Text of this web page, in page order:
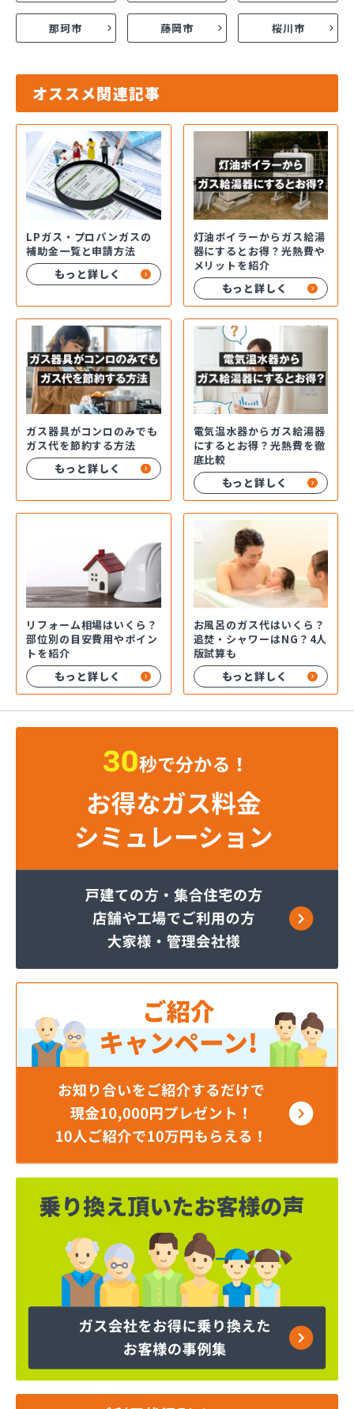
那珂市 藤岡市 桜川市
オススメ関連記事
LPガス・プロパンガスの
補助金一覧と申請方法
もっと詳しく
灯油ボイラーからガス給湯
器にするとお得？光熱費や
メリットを紹介
もっと詳しく
ガス器具がコンロのみでも
ガス代を節約する方法
もっと詳しく
電気温水器からガス給湯器
にするとお得？光熱費を徹
底比較
もっと詳しく
リフォーム相場はいくら？
部位別の目安費用やポイン
トを紹介
もっと詳しく
お風呂のガス代はいくら？
追焚・シャワーはNG？4人
版試算も
もっと詳しく